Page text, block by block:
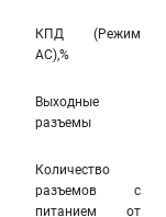
КПД (Режим
AC),%
Выходные
разъемы
Количество
разъемов с
питанием от